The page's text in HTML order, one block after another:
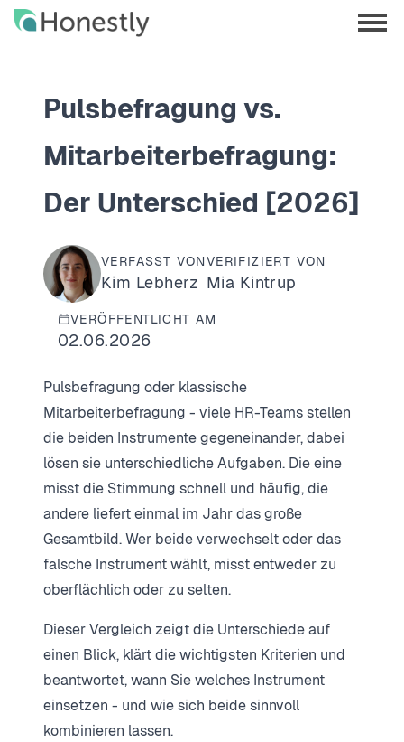
Skip
Skip
menu
Pulsbefragung vs.
Mitarbeiterbefragung:
Der Unterschied [2026]
VERFASST VON
Kim Lebherz
VERIFIZIERT VON
Mia Kintrup
VERÖFFENTLICHT AM
02.06.2026
Pulsbefragung oder klassische
Mitarbeiterbefragung - viele HR-Teams stellen
die beiden Instrumente gegeneinander, dabei
lösen sie unterschiedliche Aufgaben. Die eine
misst die Stimmung schnell und häufig, die
andere liefert einmal im Jahr das große
Gesamtbild. Wer beide verwechselt oder das
falsche Instrument wählt, misst entweder zu
oberflächlich oder zu selten.
Dieser Vergleich zeigt die Unterschiede auf
einen Blick, klärt die wichtigsten Kriterien und
beantwortet, wann Sie welches Instrument
einsetzen - und wie sich beide sinnvoll
kombinieren lassen.